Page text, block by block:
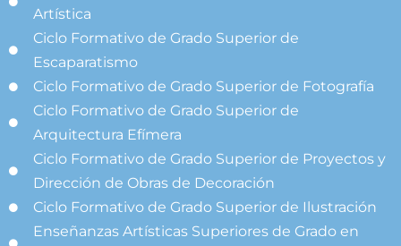
Artística
Ciclo Formativo de Grado Superior de
Escaparatismo
Ciclo Formativo de Grado Superior de Fotografía
Ciclo Formativo de Grado Superior de
Arquitectura Efímera
Ciclo Formativo de Grado Superior de Proyectos y
Dirección de Obras de Decoración
Ciclo Formativo de Grado Superior de Ilustración
Enseñanzas Artísticas Superiores de Grado en